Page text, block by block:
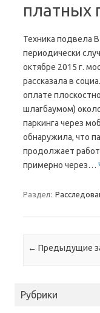
платных
Техника подвела
периодически
октябре 2015 г.
рассказала в
оплате
шлагбаумом)
паркинга через
обнаружила, что
продолжает
примерно через…
Раздел:
Навигация по
← Предыдущие
Рубрики